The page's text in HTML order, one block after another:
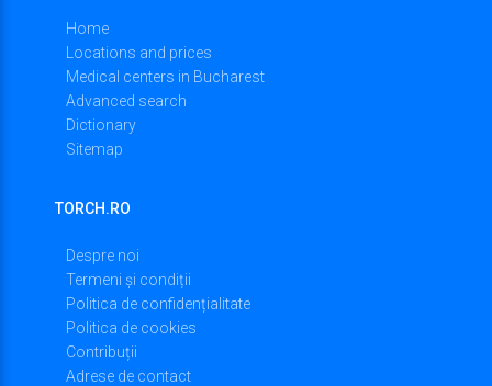
Home
Locations and prices
Medical centers in Bucharest
Advanced search
Dictionary
Sitemap
TORCH.RO
Despre noi
Termeni și condiții
Politica de confidențialitate
Politica de cookies
Contribuții
Adrese de contact